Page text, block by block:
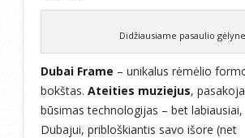
Didžiausiame pasaulio gėlyne.
Dubai Frame – unikalus rėmėlio
bokštas. Ateities muziejus,
būsimas technologijas – bet
Dubajui, pribloškiantis savo išore (net